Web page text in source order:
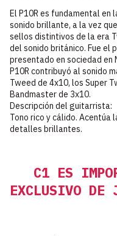
El P10R es fundamental en
sonido brillante, a la vez
sellos distintivos de la era
del sonido británico. Fue el
presentado en sociedad en
P10R contribuyó al sonido
Tweed de 4x10, los Super
Bandmaster de 3x10.
Descripción del guitarrista:
Tono rico y cálido. Acentúa
detalles brillantes.
C1 ES
EXCLUSIVO DE